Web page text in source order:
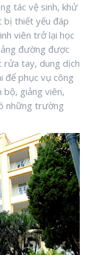
tác vệ sinh, khử
bị thiết yếu đáp
viên trở lại học
đường được
tay, dung dịch
để phục vụ công
bộ, giảng viên,
những trường